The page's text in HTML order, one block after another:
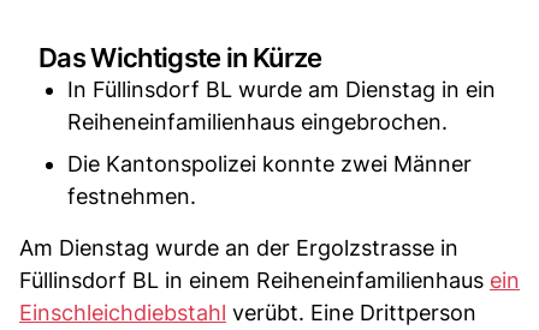
Das Wichtigste in Kürze
In Füllinsdorf BL wurde am Dienstag in ein
Reiheneinfamilienhaus eingebrochen.
Die Kantonspolizei konnte zwei Männer
festnehmen.
Am Dienstag wurde an der Ergolzstrasse in
Füllinsdorf BL in einem Reiheneinfamilienhaus ein
Einschleichdiebstahl verübt. Eine Drittperson